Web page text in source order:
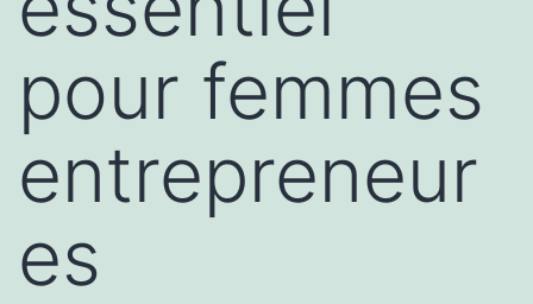
pour femmes
entrepreneur
es